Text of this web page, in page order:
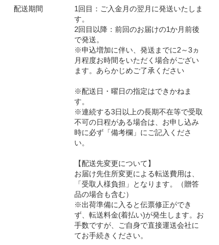
配送期間
1回目：ご入金月の翌月に発送いたしま
す。
2回目以降：前回のお届けの1か月前後
で発送。
※申込増加に伴い、発送までに2～3ヵ
月程度お時間をいただく場合がござい
ます。あらかじめご了承ください
※配送日・曜日の指定はできかねま
す。
※連続する3日以上の長期不在等で受取
不可の日程がある場合は、お申し込み
時に必ず「備考欄」にご記入くださ
い。
【配送先変更について】
お届け先住所変更による転送費用は、
「受取人様負担」となります。（贈答
品の場合も含む）
※出荷準備に入ると伝票修正ができ
ず、転送料金(着払い)が発生します。お
手数ですが、ご自身で直接運送会社に
てお手続きください。